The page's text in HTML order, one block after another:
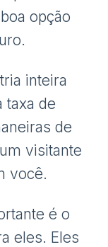
opção
inteira
taxa de
de
visitante
você.
é o
eles. Eles